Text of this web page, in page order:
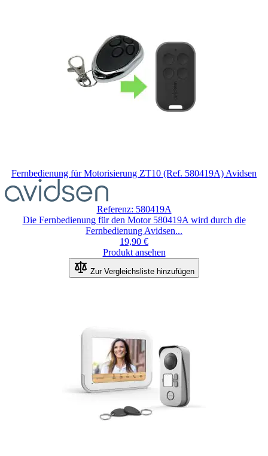
Fernbedienung für Motorisierung ZT10 (Ref. 580419A) Avidsen
hängt
von
den
auf
der
Produktseite
gewählten
Optionen
Referenz: 580419A
Die Fernbedienung für den Motor 580419A wird durch die
Fernbedienung Avidsen...
19,90 €
Produkt ansehen
Zur Vergleichsliste hinzufügen